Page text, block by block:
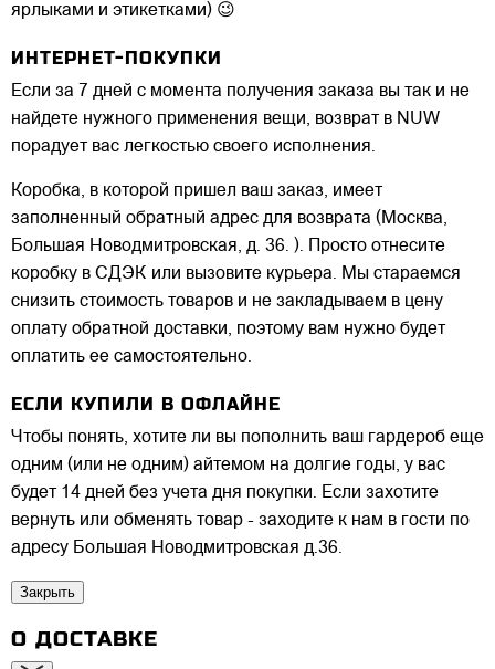
ярлыками и этикетками) 😉
ИНТЕРНЕТ-ПОКУПКИ
Если за 7 дней с момента получения заказа вы так и не
найдете нужного применения вещи, возврат в NUW
порадует вас легкостью своего исполнения.
Коробка, в которой пришел ваш заказ, имеет
заполненный обратный адрес для возврата (Москва,
Большая Новодмитровская, д. 36. ). Просто отнесите
коробку в СДЭК или вызовите курьера. Мы стараемся
снизить стоимость товаров и не закладываем в цену
оплату обратной доставки, поэтому вам нужно будет
оплатить ее самостоятельно.
ЕСЛИ КУПИЛИ В ОФЛАЙНЕ
Чтобы понять, хотите ли вы пополнить ваш гардероб еще
одним (или не одним) айтемом на долгие годы, у вас
будет 14 дней без учета дня покупки. Если захотите
вернуть или обменять товар - заходите к нам в гости по
адресу Большая Новодмитровская д.36.
Закрыть
О ДОСТАВКЕ